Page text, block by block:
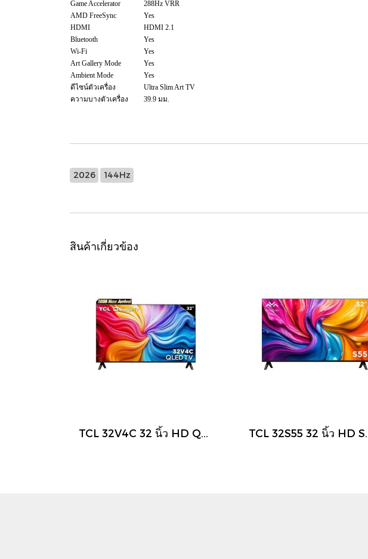
Game Accelerator
288Hz VRR
AMD FreeSync
Yes
HDMI
HDMI 2.1
Bluetooth
Yes
Wi-Fi
Yes
Art Gallery Mode
Yes
Ambient Mode
Yes
ดีไซน์ตัวเครื่อง
Ultra Slim Art TV
ความบางตัวเครื่อง
39.9 มม.
2026 144Hz
สินค้าเกี่ยวข้อง